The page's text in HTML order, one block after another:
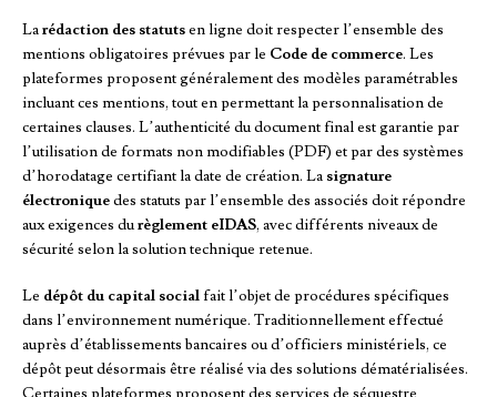
Larédaction des statutsen ligne doit respecter l’ensemble des
mentions obligatoires prévues par le Code de commerce. Les
plateformes proposent généralement des modèles paramétrables
incluant ces mentions, tout en permettant la personnalisation de
certaines clauses. L’authenticité du document final est garantie par
l’utilisation de formats non modifiables (PDF) et par des systèmes
d’horodatage certifiant la date de création. La signature
électroniquedes statuts par l’ensemble des associés doit répondre
aux exigences durèglement eIDAS, avec différents niveaux de
sécurité selon la solution technique retenue.
Le dépôt du capital social fait l’objet de procédures spécifiques
dans l’environnement numérique. Traditionnellement effectué
auprès d’établissements bancaires ou d’officiers ministériels, ce
dépôt peut désormais être réalisé via des solutions dématérialisées.